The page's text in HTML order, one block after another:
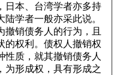
日本、台湾学者亦多持
学者一般亦采此说。
撤销债务人的行为，且
的权利。债权人撤销权
性质，就其撤销债务人
为形成权，具有形成之